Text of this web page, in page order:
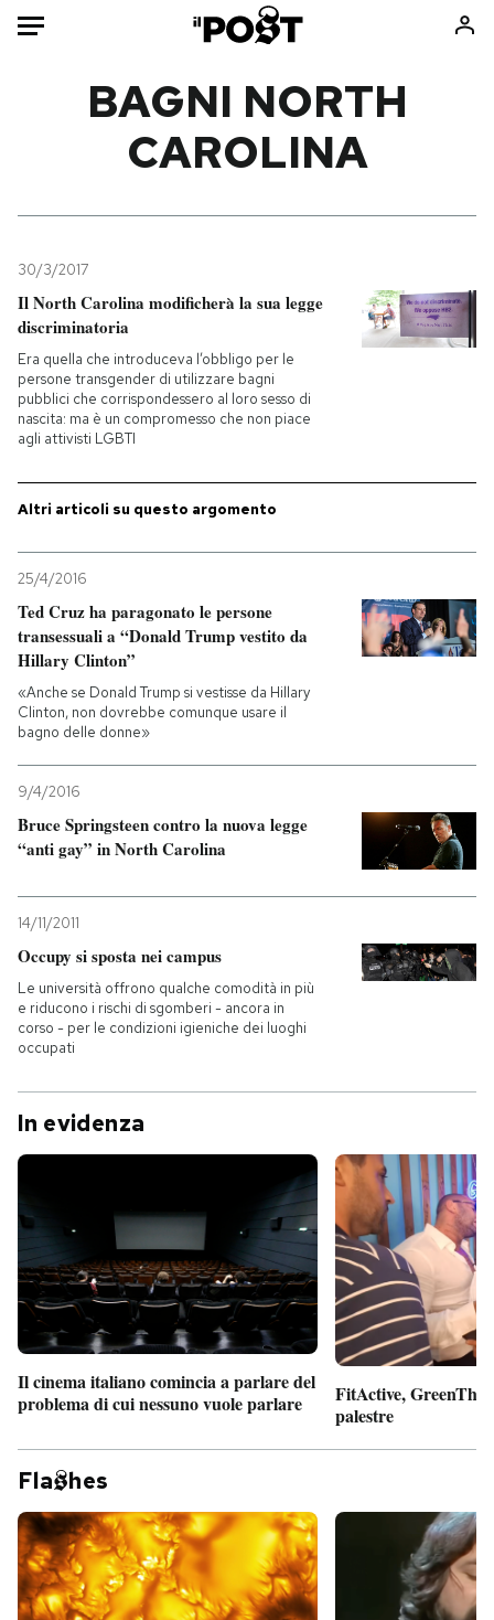
Mondo
Tecnologia
Internet
Cultura
Economia
Sport
Libri
Ok Boomer!
Altrecose
NEWSLETTER
I MIEI PREFERITI
CALENDARIO
AREA PERSONALE
Entra
BAGNI NORTH
CAROLINA
30/3/2017
Il North Carolina modificherà la sua legge
discriminatoria
Era quella che introduceva l’obbligo per le
persone transgender di utilizzare bagni
pubblici che corrispondessero al loro sesso di
nascita: ma è un compromesso che non piace
agli attivisti LGBTI
Altri articoli su questo argomento
25/4/2016
Ted Cruz ha paragonato le persone
transessuali a “Donald Trump vestito da
Hillary Clinton”
«Anche se Donald Trump si vestisse da Hillary
Clinton, non dovrebbe comunque usare il
bagno delle donne»
9/4/2016
Bruce Springsteen contro la nuova legge
“anti gay” in North Carolina
14/11/2011
Occupy si sposta nei campus
Le università offrono qualche comodità in più
e riducono i rischi di sgomberi - ancora in
corso - per le condizioni igieniche dei luoghi
occupati
In evidenza
Il cinema italiano comincia a parlare del
problema di cui nessuno vuole parlare
FitActive,
palestre
Fla hes